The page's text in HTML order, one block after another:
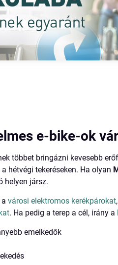
e-bike-ok
többet bringázni kevesebb
hétvégi tekeréseken. Ha olyan
helyen jársz.
avárosi elektromos kerékpárokat
. Ha pedig a terep a cél, irány a
emelkedők